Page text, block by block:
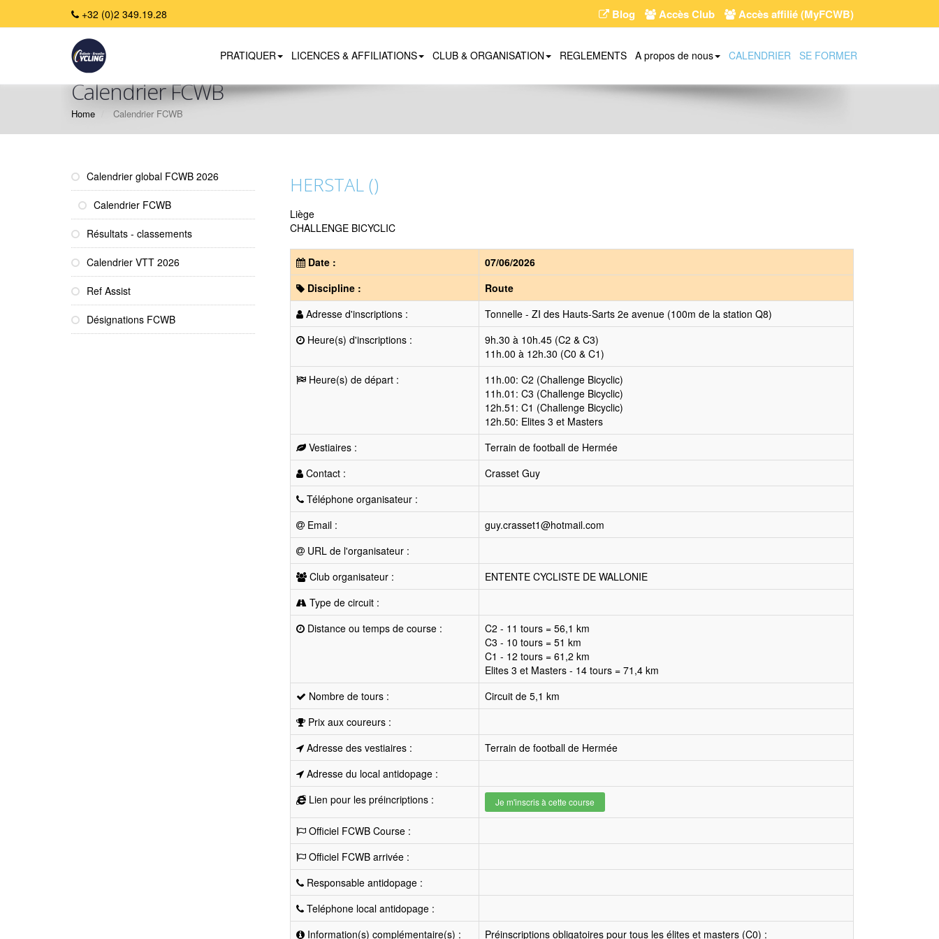
+32 (0)2 349.19.28 Blog Accès Club Accès affilié (MyFCWB)
PRATIQUER LICENCES & AFFILIATIONS CLUB & ORGANISATION REGLEMENTS A propos de nous CALENDRIER SE FORMER
Calendrier FCWB
Home Calendrier FCWB
Calendrier global FCWB 2026
Calendrier FCWB
Résultats - classements
Calendrier VTT 2026
Ref Assist
Désignations FCWB
HERSTAL ()
Liège
CHALLENGE BICYCLIC
Date :
07/06/2026
Discipline :
Route
Adresse d'inscriptions :
Tonnelle - ZI des Hauts-Sarts 2e avenue (100m de la station Q8)
Heure(s) d'inscriptions :
9h.30 à 10h.45 (C2 & C3)
11h.00 à 12h.30 (C0 & C1)
Heure(s) de départ :
11h.00: C2 (Challenge Bicyclic)
11h.01: C3 (Challenge Bicyclic)
12h.51: C1 (Challenge Bicyclic)
12h.50: Elites 3 et Masters
Vestiaires :
Terrain de football de Hermée
Contact :
Crasset Guy
Téléphone organisateur :
Email :
guy.crasset1@hotmail.com
URL de l'organisateur :
Club organisateur :
ENTENTE CYCLISTE DE WALLONIE
Type de circuit :
Distance ou temps de course :
C2 - 11 tours = 56,1 km
C3 - 10 tours = 51 km
C1 - 12 tours = 61,2 km
Elites 3 et Masters - 14 tours = 71,4 km
Nombre de tours :
Circuit de 5,1 km
Prix aux coureurs :
Adresse des vestiaires :
Terrain de football de Hermée
Adresse du local antidopage :
Lien pour les préincriptions :
Je m'inscris à cette course
Officiel FCWB Course :
Officiel FCWB arrivée :
Responsable antidopage :
Teléphone local antidopage :
Information(s) complémentaire(s) :
Préinscriptions obligatoires pour tous les élites et masters (C0) :